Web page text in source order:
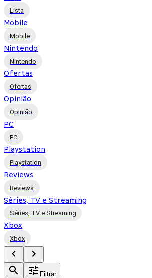
Lista
Mobile
Mobile
Nintendo
Nintendo
Ofertas
Ofertas
Opinião
Opinião
PC
PC
Playstation
Playstation
Reviews
Reviews
Séries, TV e Streaming
Séries, TV e Streaming
Xbox
Xbox
Filtrar